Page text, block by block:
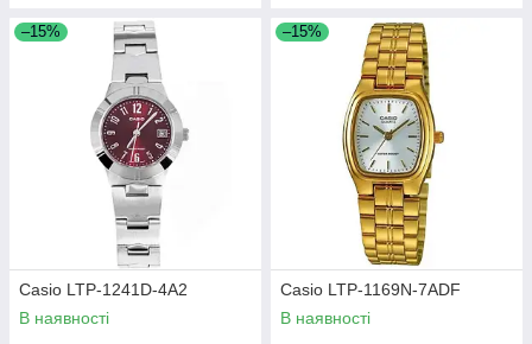
–15%
Casio LTP-1241D-4A2
В наявності
–15%
Casio LTP-1169N-7ADF
В наявності